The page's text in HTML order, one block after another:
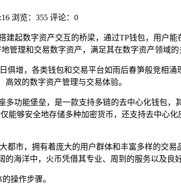
浏览：355 评论：0
建起数字资产交互的桥梁，通过TP钱包，用户
管理和交易数字资产，满足其在数字资产领域
俱增，各类钱包和交易平台如雨后春笋般竞相
效的数字资产管理与交易体验。
多功能堡垒，是一款支持多链的去中心化钱包
能够安全地存储多种加密货币，还支持去中心
都市，拥有着庞大的用户群体和丰富多样的交
海洋中，火币凭借其专业、周到的服务以及良
操作步骤。